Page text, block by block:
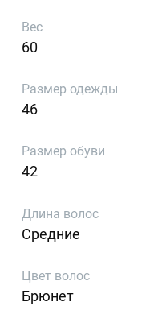
Вес
60
Размер одежды
46
Размер обуви
42
Длина волос
Средние
Цвет волос
Брюнет